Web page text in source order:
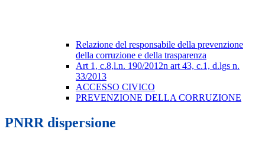
Relazione del responsabile della prevenzione
della corruzione e della trasparenza
Art 1, c.8,l.n. 190/2012n art 43, c.1, d.lgs n.
33/2013
ACCESSO CIVICO
PREVENZIONE DELLA CORRUZIONE
PNRR dispersione